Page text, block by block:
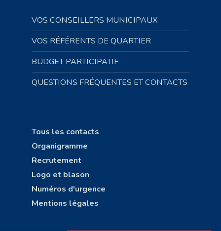
VOS CONSEILLERS MUNICIPAUX
VOS RÉFÉRENTS DE QUARTIER
BUDGET PARTICIPATIF
QUESTIONS FRÉQUENTES ET CONTACTS
Tous les contacts
Organigramme
Recrutement
Logo et blason
Numéros d'urgence
Mentions légales